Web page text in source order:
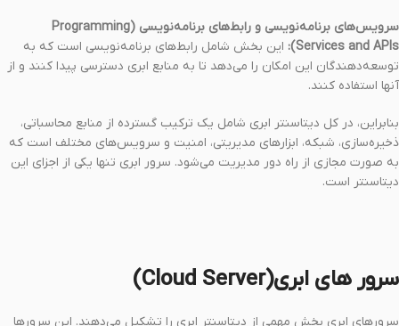
سرویس‌های برنامه‌نویسی و رابط‌های برنامه‌نویسی (Programming
Services and APIs):
این بخش شامل رابط‌های برنامه‌نویسی است که به
توسعه‌دهندگان این امکان را می‌دهد تا به منابع ابری دسترسی پیدا کنند و از
آنها استفاده کنند.
بنابراین، در کل دیتاسنتر ابری شامل یک ترکیب گسترده از منابع محاسباتی،
ذخیره‌سازی، شبکه، ابزارهای مدیریتی، امنیت و سرویس‌های مختلف است که
به صورت مجازی از راه دور مدیریت می‌شود. سرور ابری تنها یکی از اجزای این
دیتاسنتر است.
سرور های ابری(Cloud Server)
سرورهای ابری بخش مهمی از دیتاسنتر ابری را تشکیل می‌دهند. این سرورها